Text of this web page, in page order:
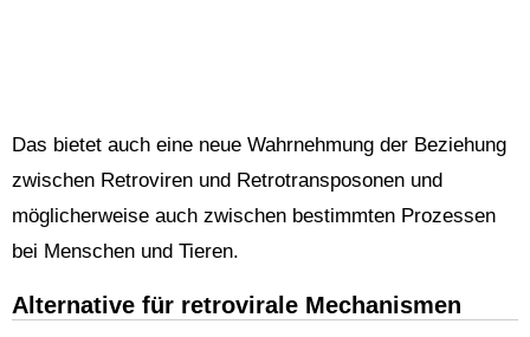
Das bietet auch eine neue Wahrnehmung der Beziehung
zwischen Retroviren und Retrotransposonen und
möglicherweise auch zwischen bestimmten Prozessen
bei Menschen und Tieren.
Alternative für retrovirale Mechanismen